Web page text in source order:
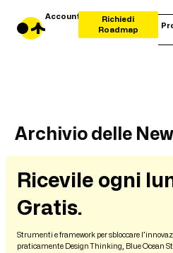
Account
Richiedi
Roadmap
Archivio delle
Ricevile ogni
Gratis.
Strumenti e framework per sbloccare
praticamente Design Thinking, Blue Ocean